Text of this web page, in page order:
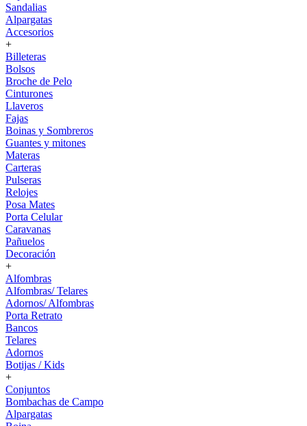
Sandalias
Alpargatas
Accesorios
+
Billeteras
Bolsos
Broche de Pelo
Cinturones
Llaveros
Fajas
Boinas y Sombreros
Guantes y mitones
Materas
Carteras
Pulseras
Relojes
Posa Mates
Porta Celular
Caravanas
Pañuelos
Decoración
+
Alfombras
Alfombras/ Telares
Adornos/ Alfombras
Porta Retrato
Bancos
Telares
Adornos
Botijas / Kids
+
Conjuntos
Bombachas de Campo
Alpargatas